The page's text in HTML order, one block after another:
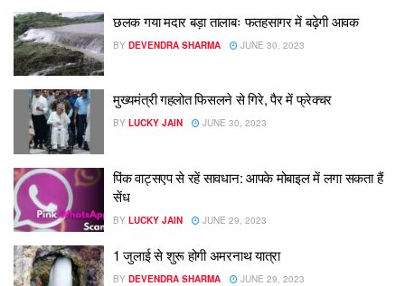
छलक गया मदार बड़ा तालाबः फतहसागर में बढ़ेगी आवक
BY DEVENDRA SHARMA JUNE 30, 2023
मुख्यमंत्री गहलोत फिसलने से गिरे, पैर में फ्रेक्चर
BY LUCKY JAIN JUNE 30, 2023
पिंक वाट्सएप से रहें सावधान: आपके मोबाइल में लगा सकता हैं
सेंध
BY LUCKY JAIN JUNE 29, 2023
1 जुलाई से शुरू होगी अमरनाथ यात्रा
BY DEVENDRA SHARMA JUNE 29, 2023